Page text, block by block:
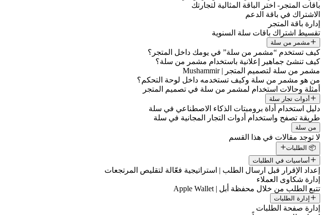
باقات المتجر- اختر الباقة المثالية لتجارتك
الاشتراك في باقة الدعم
إدارة باقة المتجر
تقسيط اشتراك باقات سلة السنوية
مشمر من سلة
كيف تستخدم “مشمر من سلة” في يومك داخل المتجر؟
كيف تنشئ جماهير إعلانية باستخدام مشمر من سلة؟
مشمر من سلة لتصميم المتجر | Mushammir
من هو مشمر من سلة وكيف تستخدمه داخل لوحة التحكم؟
أمثلة وحالات استخدام لمشمر من سلة في تصميم المتجر
أدوات تجار سلة
دليل استخدام أداة برومبتات الذكاء الاصطناعي في سلة
طريقة تصفح واستخدام أدوات التجار المجانية في سلة
من سلة
لا توجد مقالات في هذا القسم
📦 الطلبات
أساسيات في الطلبات
إعداد الإقرار قبل ارسال الطلب | استراتيجية فعّالة لتقليص المرتجعات
إدارة شكاوى العملاء
تتبع الطلب من خلال محفظة أبل | Apple Wallet
إدارة الطلبات
إدارة صفحة الطلبات